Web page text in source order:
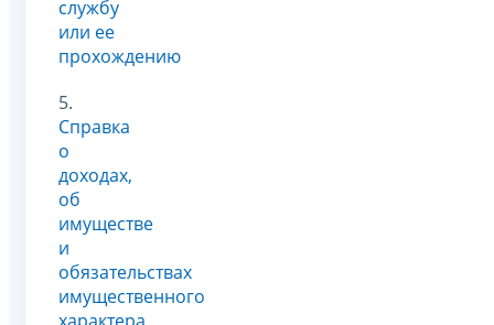
службу
или ее
прохождению
5.
Справка
о
доходах,
об
имуществе
и
обязательствах
имущественного